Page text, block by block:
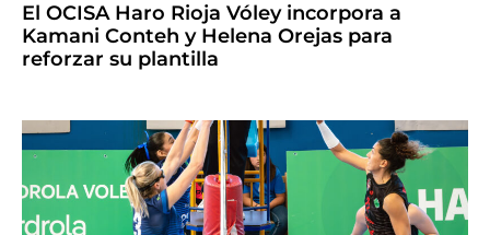
El OCISA Haro Rioja Vóley incorpora a
Kamani Conteh y Helena Orejas para
reforzar su plantilla